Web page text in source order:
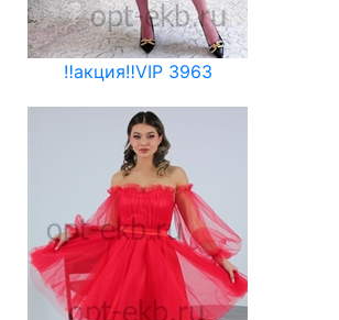
‼️акция‼️VIP 3963